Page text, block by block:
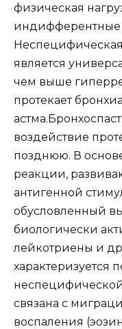
физическая
индифферентные
является
чем выше
протекает
воздействие
позднюю. В
реакции,
антигенной
обусловленный
биологически
лейкотриены и
характеризуется
связана с
воспаления